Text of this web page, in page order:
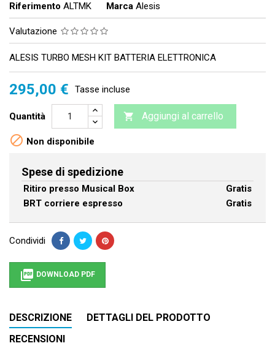
Riferimento ALTMK Marca Alesis
Valutazione
ALESIS TURBO MESH KIT BATTERIA ELETTRONICA
295,00 € Tasse incluse
Quantità  Aggiungi al carrello
 Non disponibile
Spese di spedizione
Ritiro presso Musical Box
Gratis
BRT corriere espresso
Gratis
Condividi
 DOWNLOAD PDF
DESCRIZIONE
DETTAGLI DEL PRODOTTO
RECENSIONI